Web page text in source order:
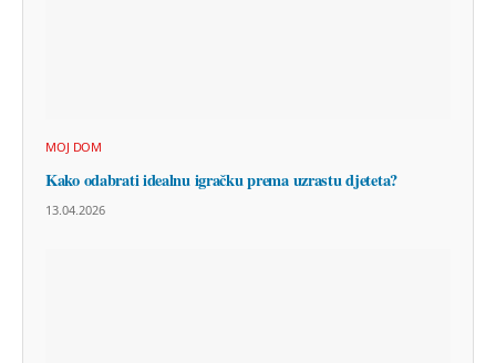
MOJ DOM
Kako odabrati idealnu igračku prema uzrastu djeteta?
13.04.2026